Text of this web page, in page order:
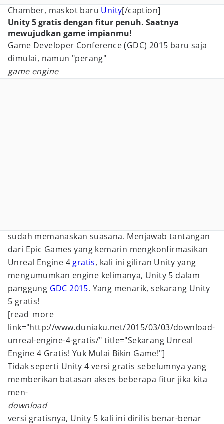
Chamber, maskot baru Unity[/caption]
Unity 5 gratis dengan fitur penuh. Saatnya
mewujudkan game impianmu!
Game Developer Conference (GDC) 2015 baru saja
dimulai, namun "perang"
game engine
sudah memanaskan suasana. Menjawab tantangan
dari Epic Games yang kemarin mengkonfirmasikan
Unreal Engine 4 gratis, kali ini giliran Unity yang
mengumumkan engine kelimanya, Unity 5 dalam
panggung GDC 2015. Yang menarik, sekarang Unity
5 gratis!
[read_more
link="http://www.duniaku.net/2015/03/03/download-
unreal-engine-4-gratis/" title="Sekarang Unreal
Engine 4 Gratis! Yuk Mulai Bikin Game!"]
Tidak seperti Unity 4 versi gratis sebelumnya yang
memberikan batasan akses beberapa fitur jika kita
men-
download
versi gratisnya, Unity 5 kali ini dirilis benar-benar